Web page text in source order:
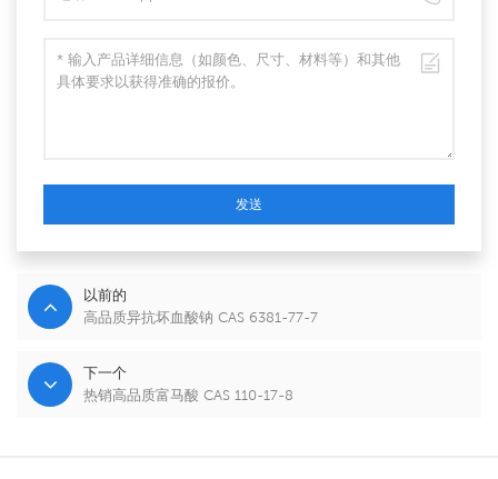
发送
以前的
高品质异抗坏血酸钠 CAS 6381-77-7
下一个
热销高品质富马酸 CAS 110-17-8